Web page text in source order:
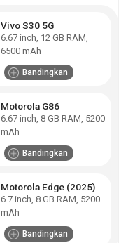
Vivo S30 5G
6.67 inch, 12 GB RAM
6500 mAh
Bandingkan
Motorola G86
6.67 inch, 8 GB RAM 5200
mAh
Bandingkan
Motorola Edge (2025)
6.7 inch, 8 GB RAM 5200
mAh
Bandingkan